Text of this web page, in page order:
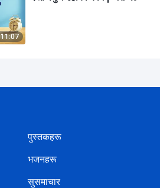
11:07
पुस्तकहरू
भजनहरू
सुसमाचार